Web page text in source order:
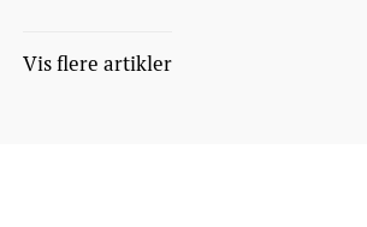
Vis flere artikler